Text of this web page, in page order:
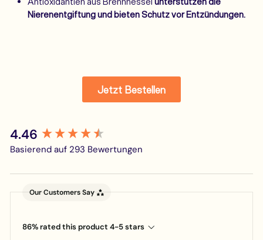
Nierenentgiftung und bieten Schutz vor Entzündungen.
Jetzt Bestellen
4.46
Basierend auf 293 Bewertungen
Our Customers Say
86% rated this product 4-5 stars
New content loaded
Stories der The Better Cat Community
Veränderungen erlebt haben.
Katzenliebe Bundle inkl. GRATIS Thermo im
€88,99
GRATIS THERMOBECHER WÄHLEN::